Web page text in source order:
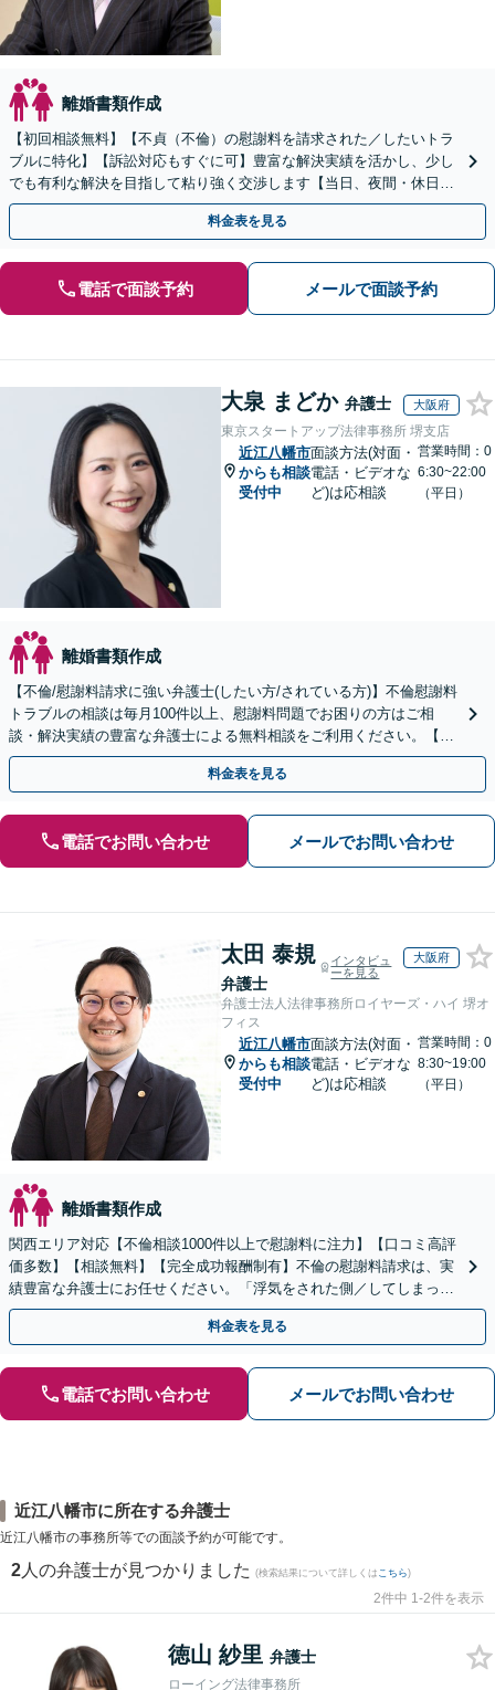
離婚書類作成
【初回相談無料】【不貞（不倫）の慰謝料を請求された／したいトラ
ブルに特化】【訴訟対応もすぐに可】豊富な解決実績を活かし、少し
でも有利な解決を目指して粘り強く交渉します【当日、夜間・休日相
談可】
料金表を見る
電話で面談予約 メールで面談予約
大泉 まどか 弁護士 大阪府
東京スタートアップ法律事務所 堺支店
近江八幡市
からも相談
受付中
面談方法(対面・
電話・ビデオな
ど)は応相談
営業時間：0
6:30~22:00
（平日）
離婚書類作成
【不倫/慰謝料請求に強い弁護士(したい方/されている方)】不倫慰謝料
トラブルの相談は毎月100件以上、慰謝料問題でお困りの方はご相
談・解決実績の豊富な弁護士による無料相談をご利用ください。【不
倫相談は初回0円】【全国対応】
料金表を見る
電話でお問い合わせ メールでお問い合わせ
太田 泰規
弁護士
インタビュ
ーを見る
大阪府
弁護士法人法律事務所ロイヤーズ・ハイ 堺オ
フィス
近江八幡市
からも相談
受付中
面談方法(対面・
電話・ビデオな
ど)は応相談
営業時間：0
8:30~19:00
（平日）
離婚書類作成
関西エリア対応【不倫相談1000件以上で慰謝料に注力】【口コミ高評
価多数】【相談無料】【完全成功報酬制有】不倫の慰謝料請求は、実
績豊富な弁護士にお任せください。「浮気をされた側／してしまった
側両方対応」人情派弁護士！
料金表を見る
電話でお問い合わせ メールでお問い合わせ
近江八幡市に所在する弁護士
近江八幡市の事務所等での面談予約が可能です。
2 人の弁護士が見つかりました (検索結果について詳しくは こちら)
2件中 1-2件を表示
徳山 紗里 弁護士
ローイング法律事務所